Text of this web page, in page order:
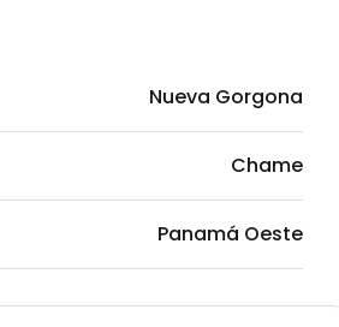
Nueva Gorgona
Chame
Panamá Oeste